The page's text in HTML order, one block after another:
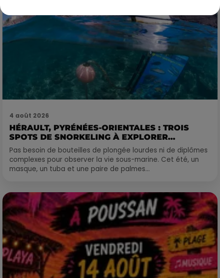
4 août 2026
HÉRAULT, PYRÉNÉES-ORIENTALES : TROIS
SPOTS DE SNORKELING À EXPLORER...
Pas besoin de bouteilles de plongée lourdes ni de diplômes
complexes pour observer la vie sous-marine. Cet été, un
masque, un tuba et une paire de palmes...